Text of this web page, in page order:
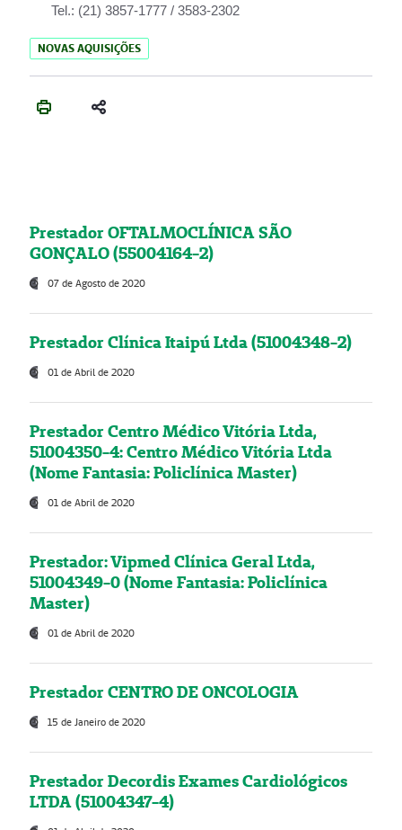
Tel.: (21) 3857-1777 / 3583-2302
NOVAS AQUISIÇÕES
Prestador OFTALMOCLÍNICA SÃO
GONÇALO (55004164-2)
07 de Agosto de 2020
Prestador Clínica Itaipú Ltda (51004348-2)
01 de Abril de 2020
Prestador Centro Médico Vitória Ltda,
51004350-4: Centro Médico Vitória Ltda
(Nome Fantasia: Policlínica Master)
01 de Abril de 2020
Prestador: Vipmed Clínica Geral Ltda,
51004349-0 (Nome Fantasia: Policlínica
Master)
01 de Abril de 2020
Prestador CENTRO DE ONCOLOGIA
15 de Janeiro de 2020
Prestador Decordis Exames Cardiológicos
LTDA (51004347-4)